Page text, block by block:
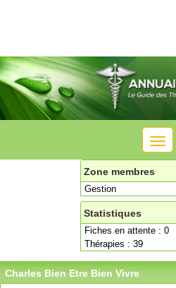
Zone membres
Gestion
Statistiques
Fiches en attente : 0
Thérapies : 39
Charles Bien Etre Bien Vivre